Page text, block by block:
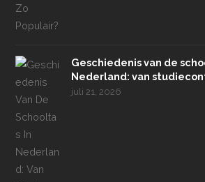
Geschiedenis van de
Nederland: van
juli 21, 2026